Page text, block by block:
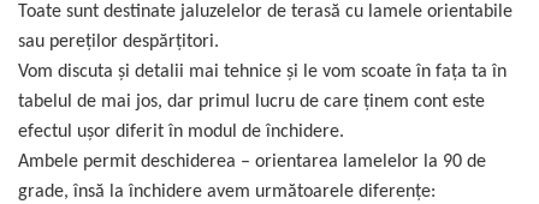
Toate sunt destinate jaluzelelor de terasă cu lamele orientabile
sau pereților despărțitori.
Vom discuta și detalii mai tehnice și le vom scoate în fața ta în
tabelul de mai jos, dar primul lucru de care ținem cont este
efectul ușor diferit în modul de închidere.
Ambele permit deschiderea – orientarea lamelelor la 90 de
grade, însă la închidere avem următoarele diferențe: